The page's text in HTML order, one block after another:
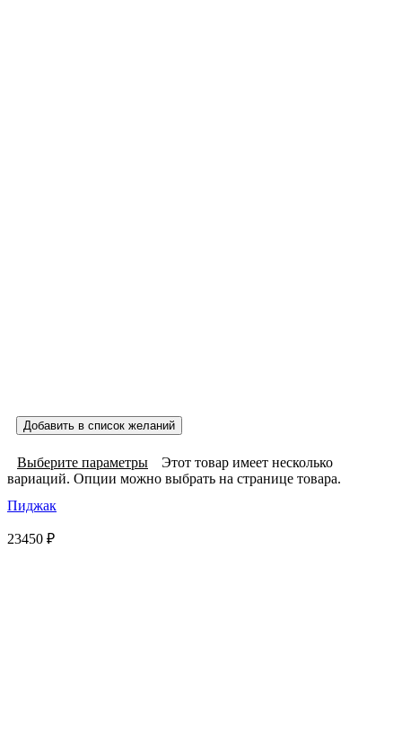
Добавить в список желаний
Выберите параметры
Этот товар имеет несколько
вариаций. Опции можно выбрать на странице товара.
Пиджак
23450 ₽